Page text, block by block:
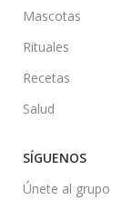
Mascotas
Rituales
Recetas
Salud
SÍGUENOS
Únete al grupo